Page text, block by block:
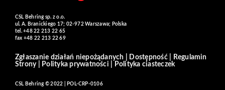
CSL Behring sp. z o.o.
ul. A. Branickiego 17; 02-972 Warszawa; Polska
tel. +48 22 213 22 65
fax +48 22 213 22 69
Zgłaszanie działań niepożądanych Dostępność|
Regulamin
Strony| Polityka prywatności Polityka ciasteczek
CSL Behring © 2022 | POL-CRP-0106